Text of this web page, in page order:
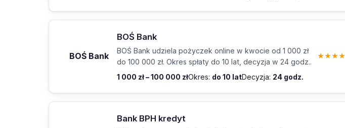
BOŚ Bank
BOŚ Bank
BOŚ Bank udziela pożyczek online w kwocie od 1 000 zł
do 100 000 zł. Okres spłaty do 10 lat, decyzja w 24 godz..
1 000 zł – 100 000 złOkres: do 10 latDecyzja: 24 godz.
★★★★
Bank BPH kredyt